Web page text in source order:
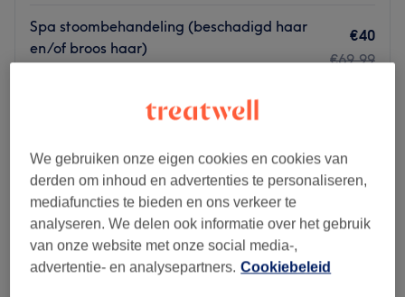
Spa stoombehandeling (beschadigd haar
en/of broos haar)
1 u
€40
€69,99
Spa stoombehandeling (corona herstel)
Kort overzicht salongegevens
Maandag 13:00
Dinsdag
Gesloten
Woensdag
10:00
Donderdag
10:00–17:00
We gebruiken onze eigen cookies en cookies van
derden om inhoud en advertenties te personaliseren,
mediafuncties te bieden en ons verkeer te
analyseren. We delen ook informatie over het gebruik
van onze website met onze social media-,
advertentie- en analysepartners. Cookiebeleid